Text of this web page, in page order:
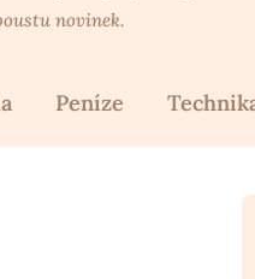
novinek.
Peníze